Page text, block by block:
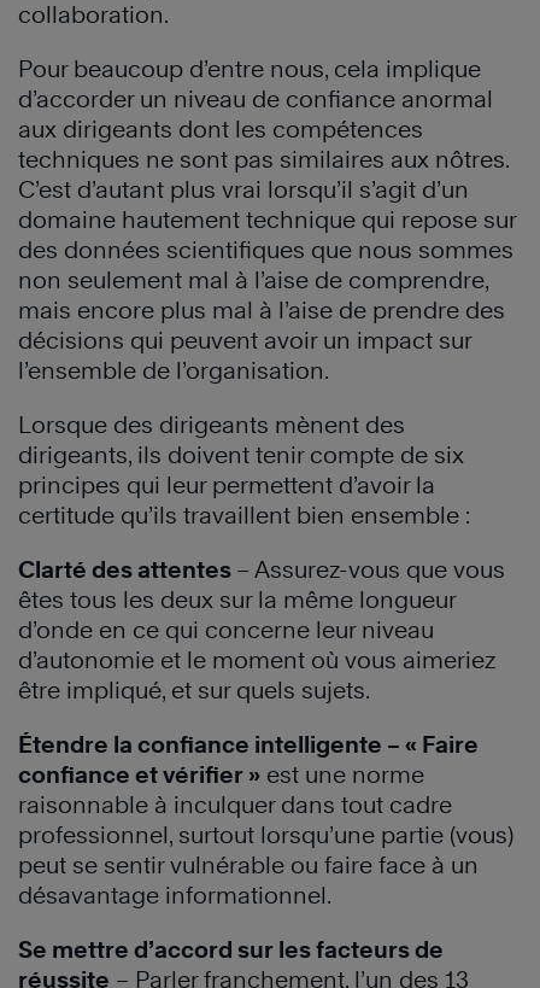
collaboration.
Pour beaucoup d’entre nous, cela implique
d’accorder un niveau de confiance anormal
aux dirigeants dont les compétences
techniques ne sont pas similaires aux nôtres.
C’est d’autant plus vrai lorsqu’il s’agit d’un
domaine hautement technique qui repose sur
des données scientifiques que nous sommes
non seulement mal à l’aise de comprendre,
mais encore plus mal à l’aise de prendre des
décisions qui peuvent avoir un impact sur
l’ensemble de l’organisation.
Lorsque des dirigeants mènent des
dirigeants, ils doivent tenir compte de six
principes qui leur permettent d’avoir la
certitude qu’ils travaillent bien ensemble :
Clarté des attentes – Assurez-vous que vous
êtes tous les deux sur la même longueur
d’onde en ce qui concerne leur niveau
d’autonomie et le moment où vous aimeriez
être impliqué, et sur quels sujets.
Étendre la confiance intelligente – « Faire
confiance et vérifier » est une norme
raisonnable à inculquer dans tout cadre
professionnel, surtout lorsqu’une partie (vous)
peut se sentir vulnérable ou faire face à un
désavantage informationnel.
Se mettre d’accord sur les facteurs de
réussite – Parler franchement, l’un des 13